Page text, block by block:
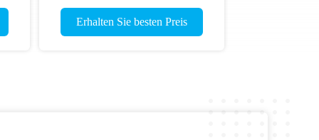
Quart
Erhalten Sie besten Preis